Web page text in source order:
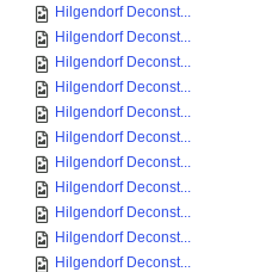
Hilgendorf Deconst...
Hilgendorf Deconst...
Hilgendorf Deconst...
Hilgendorf Deconst...
Hilgendorf Deconst...
Hilgendorf Deconst...
Hilgendorf Deconst...
Hilgendorf Deconst...
Hilgendorf Deconst...
Hilgendorf Deconst...
Hilgendorf Deconst...